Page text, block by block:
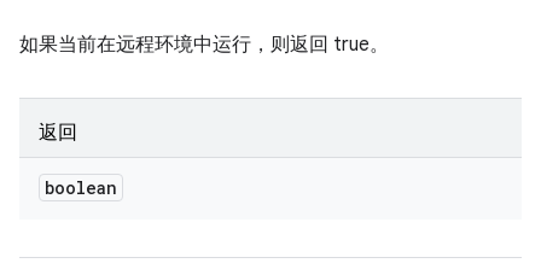
如果当前在远程环境中运行，则返回 true。
返回
boolean